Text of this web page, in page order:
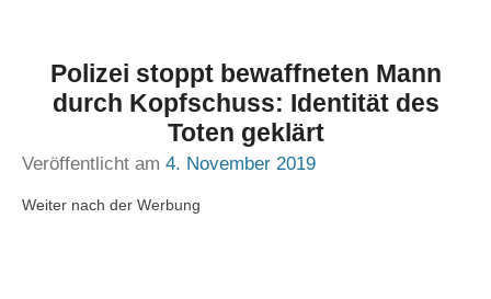
Polizei stoppt bewaffneten Mann
durch Kopfschuss: Identität des
Toten geklärt
Veröffentlicht am 4. November 2019
Weiter nach der Werbung